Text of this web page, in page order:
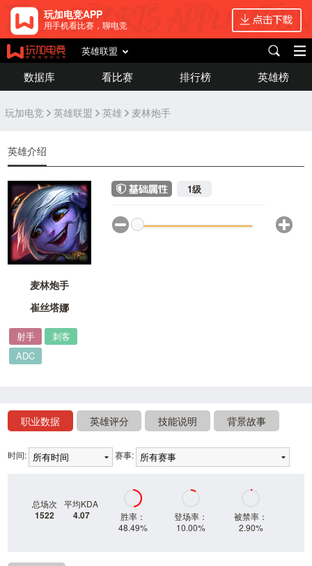
玩加电竞APP
用手机看比赛，聊电竞
英雄联盟
数据库 看比赛 排行榜 英雄榜
玩加电竞 英雄联盟 英雄 麦林炮手
英雄介绍
麦林炮手
崔丝塔娜
射手
刺客
ADC
1级
职业数据 英雄评分 技能说明 背景故事
时间: 赛事:
总场次
1522
平均KDA
4.07
胜率：
48.49%
登场率：
10.00%
被禁率：
2.90%